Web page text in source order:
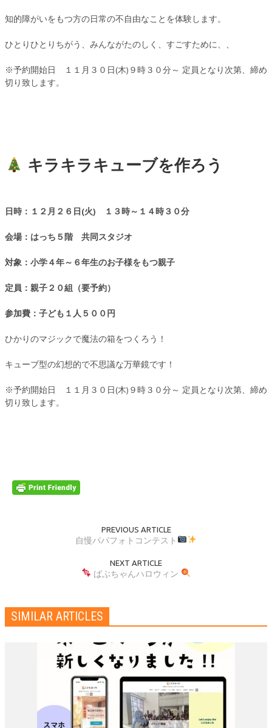
知的障がいをもつ方の日常の不自由なことを体験します。
ひとりひとりちがう、みんながたのしく、すごすために、、
※予約開始日 １１月３０日(木)９時３０分～ 定員となり次第、締め
切り致します。
キラキラキューブを作ろう
日時：１２月２６日(火) １３時～１４時３０分
会場：はっち５階 共同スタジオ
対象：小学４年～６年生のお子様をもつ親子
定員：親子２０組（要予約）
参加費：子ども１人５００円
ひかりのマジックで魔法の箱をつくろう！
キューブ型の幻想的で不思議な万華鏡です！
※予約開始日 １１月３０日(木)９時３０分～ 定員となり次第、締め
切り致します。
PREVIOUS ARTICLE
自慢パパフォトコンテスト
NEXT ARTICLE
ばぶちゃんハロウィン
SIMILAR ARTICLES